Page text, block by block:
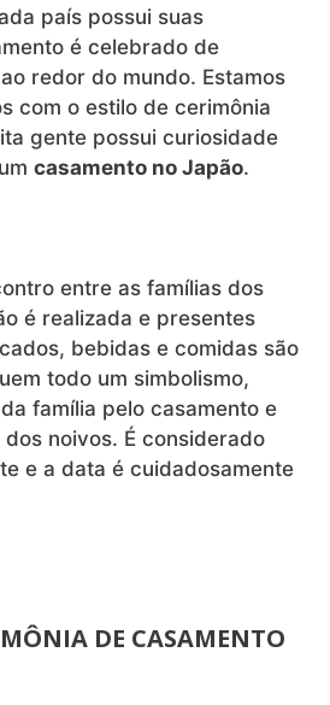
país possui suas
é celebrado de
redor do mundo. Estamos
com o estilo de cerimônia
gente possui curiosidade
casamento no Japão.
entre as famílias dos
é realizada e presentes
bebidas e comidas são
todo um simbolismo,
família pelo casamento e
noivos. É considerado
e a data é cuidadosamente
DE CASAMENTO